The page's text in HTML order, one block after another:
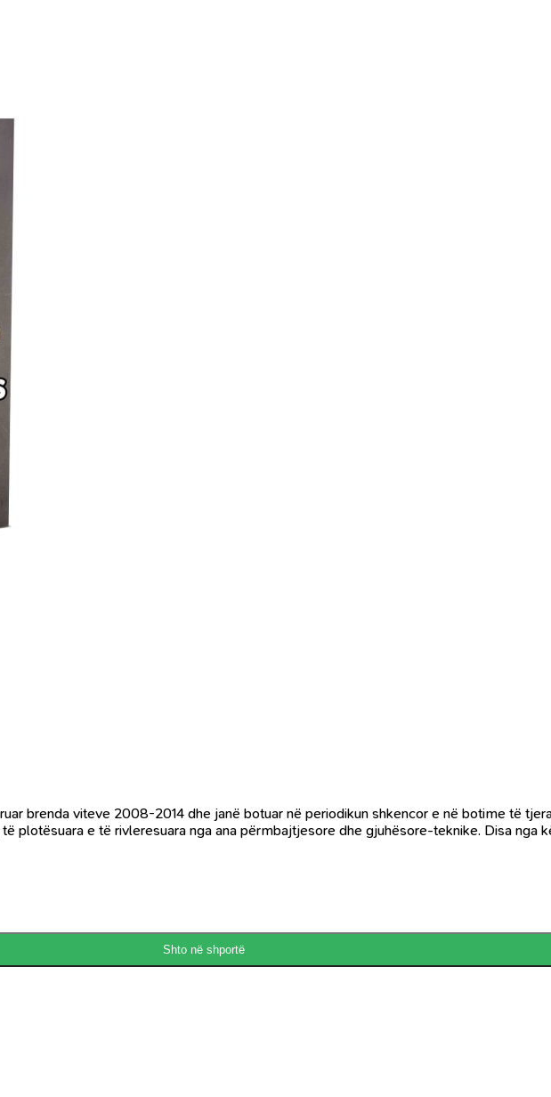
brenda viteve 2008-2014 dhe janë botuar në periodikun shkencor e në botime të
plotësuara e të rivleresuara nga ana përmbajtjesore dhe gjuhësore-teknike. Disa nga
Shto në shportë